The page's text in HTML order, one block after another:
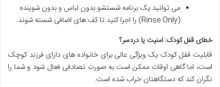
می توانید یک برنامه شستشو بدون لباس و بدون شوینده
(Rinse Only) را اجرا کنید تا کف های اضافی شسته شوند.
خطای قفل کودک: امنیت یا دردسر؟
قابلیت قفل کودک یک ویژگی عالی برای خانواده های دارای فرزند کوچک
است، اما گاهی اوقات ممکن است به صورت تصادفی فعال شود و شما را
نگران کند که دستگاهتان خراب شده است.